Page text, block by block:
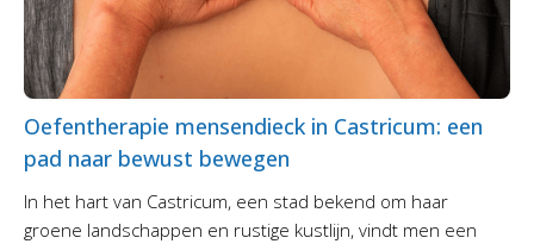
Oefentherapie mensendieck in Castricum: een
pad naar bewust bewegen
In het hart van Castricum, een stad bekend om haar
groene landschappen en rustige kustlijn, vindt men een